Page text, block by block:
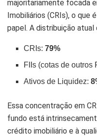
majoritariamente focada
Imobiliários (CRIs), o que
papel. A distribuição
CRIs:79%
FIIs (cotas de outros
Ativos de Liquidez:
Essa concentração em
fundo está
crédito imobiliário e à